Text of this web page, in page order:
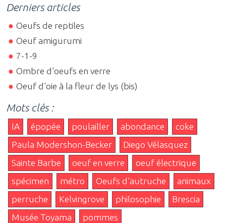
Derniers articles
Oeufs de reptiles
Oeuf amigurumi
7-1-9
Ombre d'oeufs en verre
Oeuf d'oie à la fleur de lys (bis)
Mots clés :
IA épopée poulailler abondance
coke
Paula Modershon-Becker
Diego Vélasquez
Sainte Barbe
oeuf en verre
oeuf électrique
spécimen
métro Oeufs d'autruche
animaux
perruche
Kelvingrove philosophie
Brescia
Musée Toyama
pommes